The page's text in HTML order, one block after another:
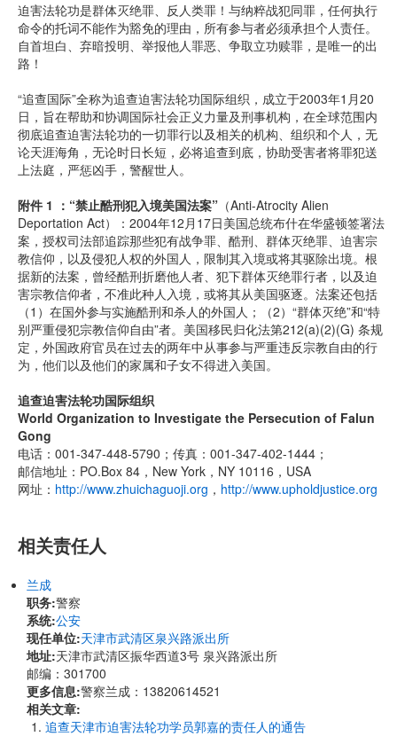
迫害法轮功是群体灭绝罪、反人类罪！与纳粹战犯同罪，任何执行
命令的托词不能作为豁免的理由，所有参与者必须承担个人责任。
自首坦白、弃暗投明、举报他人罪恶、争取立功赎罪，是唯一的出
路！
“追查国际”全称为追查迫害法轮功国际组织，成立于2003年1月20
日，旨在帮助和协调国际社会正义力量及刑事机构，在全球范围内
彻底追查迫害法轮功的一切罪行以及相关的机构、组织和个人，无
论天涯海角，无论时日长短，必将追查到底，协助受害者将罪犯送
上法庭，严惩凶手，警醒世人。
附件 1 ：“禁止酷刑犯入境美国法案” （Anti-Atrocity Alien
Deportation Act）：2004年12月17日美国总统布什在华盛顿签署法
案，授权司法部追踪那些犯有战争罪、酷刑、群体灭绝罪、迫害宗
教信仰，以及侵犯人权的外国人，限制其入境或将其驱除出境。根
据新的法案，曾经酷刑折磨他人者、犯下群体灭绝罪行者，以及迫
害宗教信仰者，不准此种人入境，或将其从美国驱逐。法案还包括
（1）在国外参与实施酷刑和杀人的外国人；（2）“群体灭绝”和“特
别严重侵犯宗教信仰自由”者。美国移民归化法第212(a)(2)(G) 条规
定，外国政府官员在过去的两年中从事参与严重违反宗教自由的行
为，他们以及他们的家属和子女不得进入美国。
追查迫害法轮功国际组织
World Organization to Investigate the Persecution of Falun
Gong
电话：001-347-448-5790；传真：001-347-402-1444；
邮信地址：PO.Box 84，New York，NY 10116，USA
网址： http://www.zhuichaguoji.org ， http://www.upholdjustice.org
相关责任人
兰成
职务:警察
系统:公安
现任单位:天津市武清区泉兴路派出所
地址:天津市武清区振华西道3号 泉兴路派出所
邮编：301700
更多信息:警察兰成：13820614521
相关文章:
追查天津市迫害法轮功学员郭嘉的责任人的通告